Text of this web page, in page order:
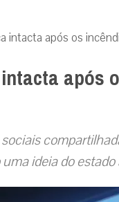
intacta após os
após
uma ideia do